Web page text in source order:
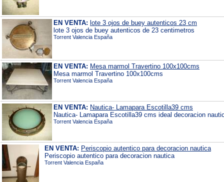
EN VENTA: lote 3 ojos de buey autenticos 23 cm
lote 3 ojos de buey autenticos de 23 centimetros
Torrent Valencia España
EN VENTA: Mesa marmol Travertino 100x100cms
Mesa marmol Travertino 100x100cms
Torrent Valencia España
EN VENTA: Nautica- Lamapara Escotilla39 cms
Nautica- Lamapara Escotilla39 cms ideal decoracion
Torrent Valencia España
EN VENTA: Periscopio autentico para decoracion nautica
Periscopio autentico para decoracion nautica
Torrent Valencia España